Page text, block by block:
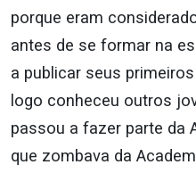
porque eram
antes de se formar na
a publicar seus
logo conheceu outros
passou a fazer parte da
que zombava da